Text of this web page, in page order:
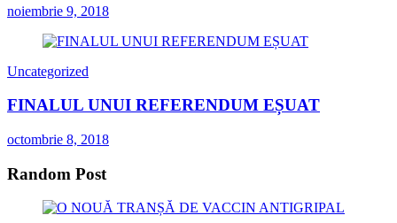
noiembrie 9, 2018
Uncategorized
FINALUL UNUI REFERENDUM EȘUAT
octombrie 8, 2018
Random Post